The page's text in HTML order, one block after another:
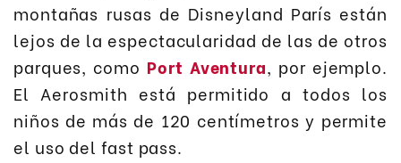
montañas rusas de Disneyland París están
lejos de la espectacularidad de las de otros
parques, como Port Aventura, por ejemplo.
El Aerosmith está permitido a todos los
niños de más de 120 centímetros y permite
el uso del fast pass.